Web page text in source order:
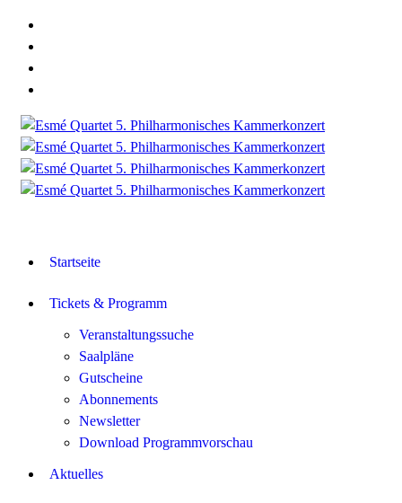
Startseite
Tickets & Programm
Veranstaltungssuche
Saalpläne
Gutscheine
Abonnements
Newsletter
Download Programmvorschau
Aktuelles